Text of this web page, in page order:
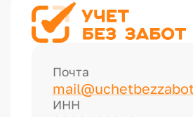
Почта
ИНН